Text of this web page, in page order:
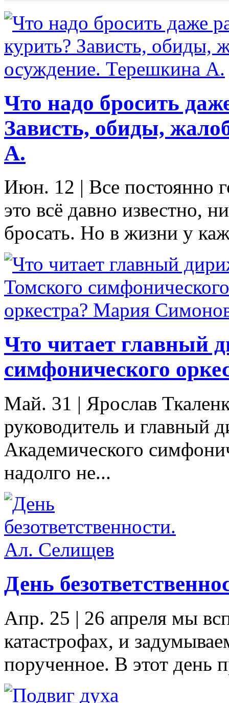
Что надо бросить
Зависть, обиды,
А.
Июн. 12 | Все постоянно
это всё давно известно,
бросать. Но в жизни у
Что читает главный
симфонического
Май. 31 | Ярослав
руководитель и главный
Академического
надолго не...
День
Апр. 25 | 26 апреля мы
катастрофах, и
порученное. В этот день